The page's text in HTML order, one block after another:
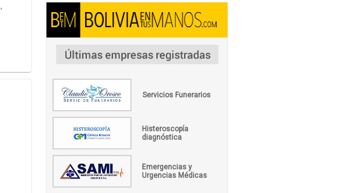
Servicios Funerarios
Histeroscopía
diagnóstica
Emergencias y
Urgencias Médicas